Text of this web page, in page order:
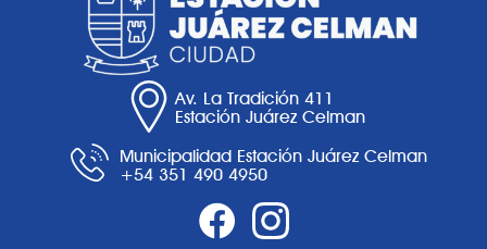
Av. La Tradición 411
Estación Juárez Celman
Municipalidad Estación Juárez Celman
+54 351 490 4950